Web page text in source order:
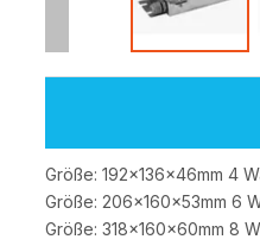
Größe: 192x136x46mm 4
Größe: 206x160x53mm 6
Größe: 318x160x60mm 8